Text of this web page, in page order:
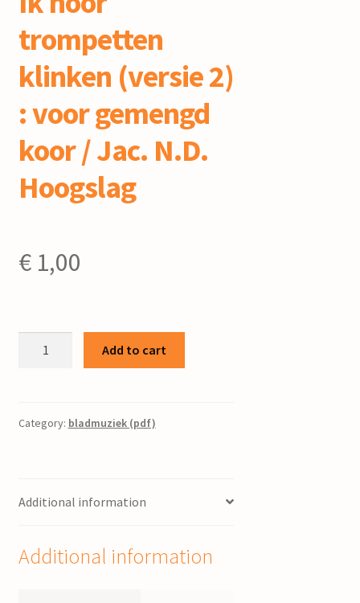
trompetten
klinken (versie 2)
: voor gemengd
koor / Jac. N.D.
Hoogslag
€1,00
(versie
gemengd
Jac.
Add to cart
Category: bladmuziek (pdf)
Additional information
Additional information